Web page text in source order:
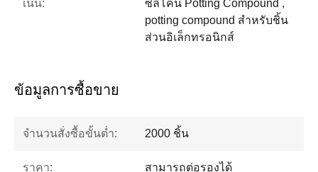
เน้น:
ซิลิโคน Potting Compound ,
potting compound สำหรับชิ้น
ส่วนอิเล็กทรอนิกส์
ข้อมูลการซื้อขาย
จำนวนสั่งซื้อขั้นต่ำ: 2000 ชิ้น
ราคา: สามารถต่อรองได้